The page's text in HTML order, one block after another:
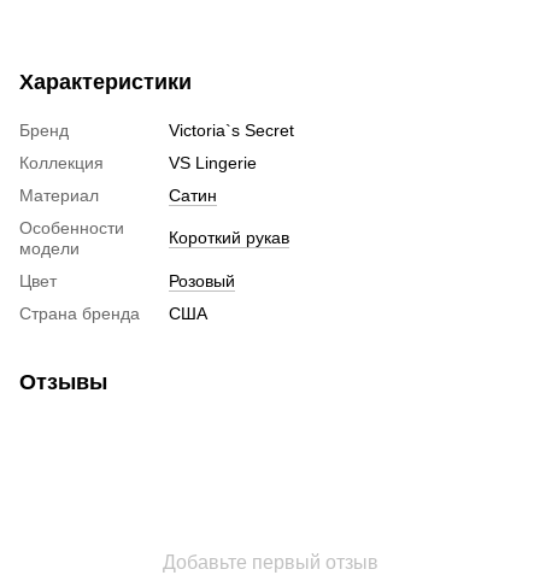
Характеристики
Бренд
Victoria`s Secret
Коллекция
VS Lingerie
Материал
Сатин
Особенности
модели
Короткий рукав
Цвет
Розовый
Страна бренда
США
Отзывы
Добавьте первый отзыв